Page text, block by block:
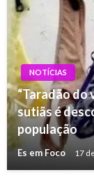
NOTÍCIAS
“Taradão do
sutiãs é
população
Es em Foco 17